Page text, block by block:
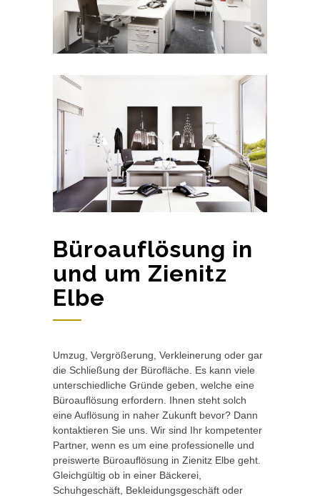
Büroauflösung in
und um Zienitz
Elbe
Umzug, Vergrößerung, Verkleinerung oder gar
die Schließung der Bürofläche. Es kann viele
unterschiedliche Gründe geben, welche eine
Büroauflösung erfordern. Ihnen steht solch
eine Auflösung in naher Zukunft bevor? Dann
kontaktieren Sie uns. Wir sind Ihr kompetenter
Partner, wenn es um eine professionelle und
preiswerte Büroauflösung in Zienitz Elbe geht.
Gleichgültig ob in einer Bäckerei,
Schuhgeschäft, Bekleidungsgeschäft oder